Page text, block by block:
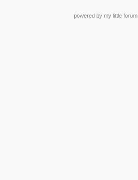
powered by my little forum